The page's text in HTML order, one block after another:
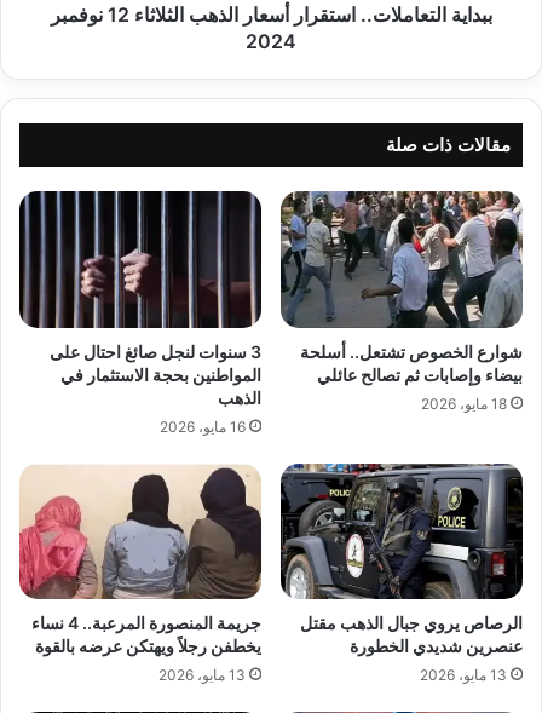
ببداية التعاملات.. استقرار أسعار الذهب الثلاثاء 12 نوفمبر
2024
مقالات ذات صلة
شوارع الخصوص تشتعل.. أسلحة
بيضاء وإصابات ثم تصالح عائلي
18 مايو، 2026
3 سنوات لنجل صائغ احتال على
المواطنين بحجة الاستثمار في
الذهب
16 مايو، 2026
الرصاص يروي جبال الذهب مقتل
عنصرين شديدي الخطورة
13 مايو، 2026
جريمة المنصورة المرعبة.. 4 نساء
يخطفن رجلاً ويهتكن عرضه بالقوة
13 مايو، 2026